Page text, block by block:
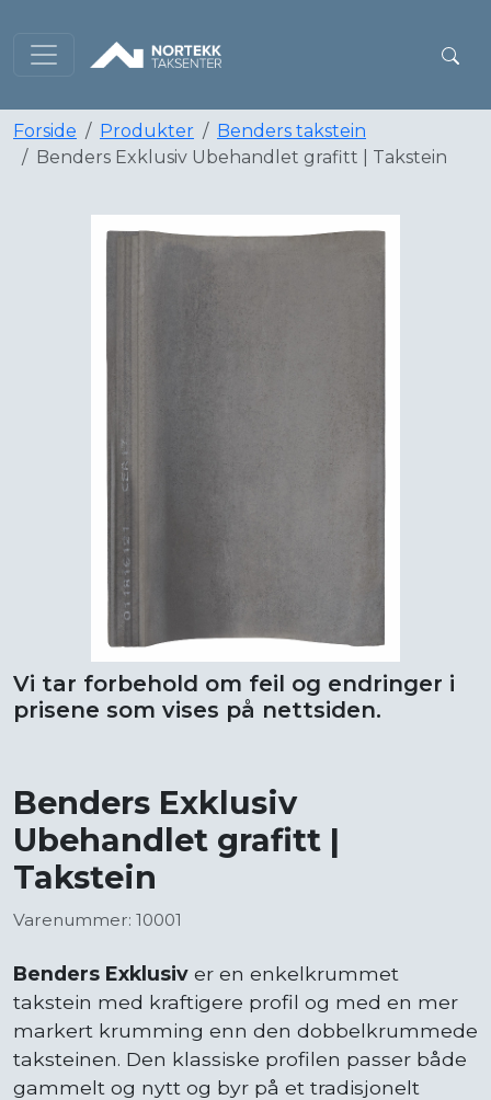
Forside Produkter
Benders takstein
Benders Exklusiv Ubehandlet grafitt | Takstein
Vi tar forbehold om feil og endringer i
prisene som vises på nettsiden.
Benders Exklusiv
Ubehandlet grafitt |
Takstein
Varenummer: 10001
Benders Exklusiv er en enkelkrummet
takstein med kraftigere profil og med en mer
markert krumming enn den dobbelkrummede
taksteinen. Den klassiske profilen passer både
gammelt og nytt og byr på et tradisjonelt